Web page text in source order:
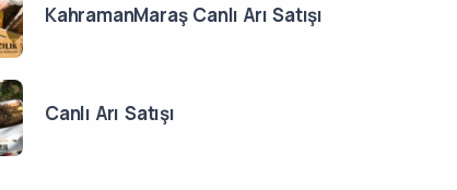
KahramanMaraş Canlı Arı Satışı
Canlı Arı Satışı